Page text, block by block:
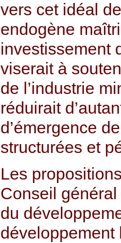
vers cet idéal
endogène
investissement
viserait à
de l’industrie
réduirait
d’émergence
structurées et
Les
Conseil général
du
développement